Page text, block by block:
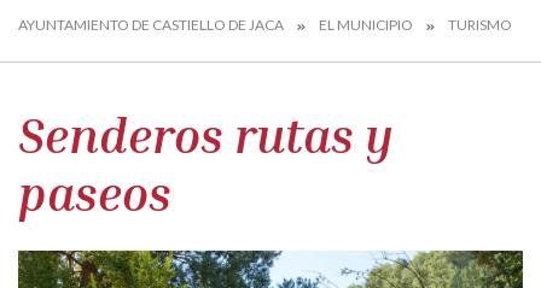
AYUNTAMIENTO DE CASTIELLO DE JACA EL MUNICIPIO TURISMO
Senderos rutas y
paseos